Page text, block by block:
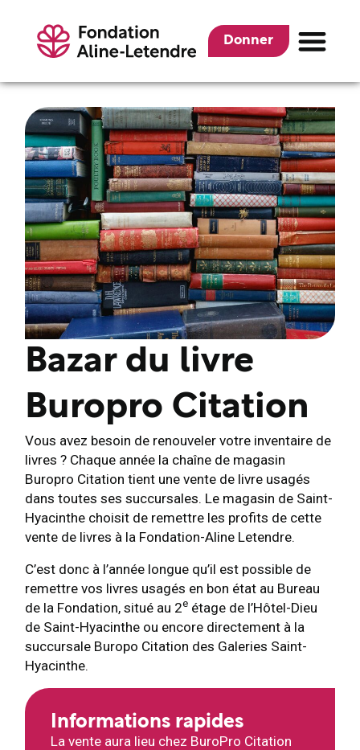
Donner
Bazar du livre
Buropro Citation
Vous avez besoin de renouveler votre inventaire de
livres ? Chaque année la chaîne de magasin
Buropro Citation tient une vente de livre usagés
dans toutes ses succursales. Le magasin de Saint-
Hyacinthe choisit de remettre les profits de cette
vente de livres à la Fondation-Aline Letendre.
C’est donc à l’année longue qu’il est possible de
remettre vos livres usagés en bon état au Bureau
de la Fondation, situé au 2e étage de l’Hôtel-Dieu
de Saint-Hyacinthe ou encore directement à la
succursale Buropo Citation des Galeries Saint-
Hyacinthe.
Informations rapides
La vente aura lieu chez BuroPro Citation